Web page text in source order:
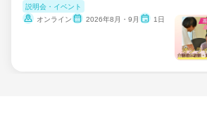
説明会・イベント
オンライン
2026年8月・9月 1日